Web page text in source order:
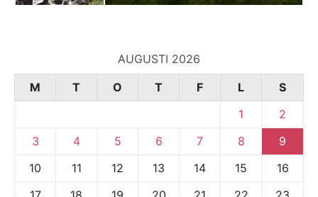
AUGUSTI 2026
M
T O T F L
S
1
2
3
4 5 6 7 8
9
10
11 12 13 14 15
16